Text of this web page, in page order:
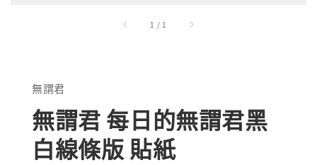
1 / 1
無謂君
無謂君 每日的無謂君黑
白線條版 貼紙